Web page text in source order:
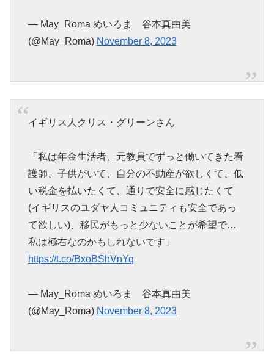
— May_Roma めいろま 谷本真由美
(@May_Roma) November 8, 2023
イギリス人クリス・グリーンさん
「私は年金生活者、元教員でずっと働いてきた看
護師、子供がいて、自分の不動産が欲しくて、低
い税金を払いたくて、通りで安全に感じたくて
(イギリスのユダヤ人コミュニティも安全であっ
て欲しい)、移民がもっと少ないことが希望で…
私は極右なのかもしれないです」
https://t.co/BxoBShVnYq
— May_Roma めいろま 谷本真由美
(@May_Roma) November 8, 2023